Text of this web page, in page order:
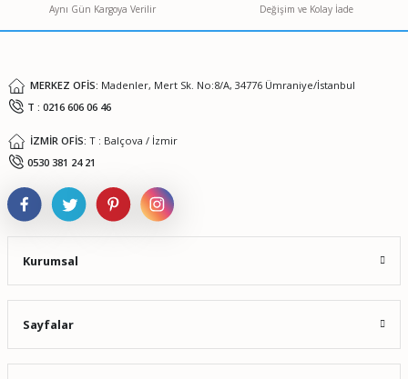
Ürün fiyatı diğer sitelerden daha pahalı.
Aynı Gün Kargoya Verilir
Değişim ve Kolay İade
MERKEZ OFİS: Madenler, Mert Sk. No:8/A, 34776 Ümraniye/İstanbul
T : 0216 606 06 46
İZMİR OFİS: T : Balçova / İzmir
0530 381 24 21
Kurumsal
Sayfalar